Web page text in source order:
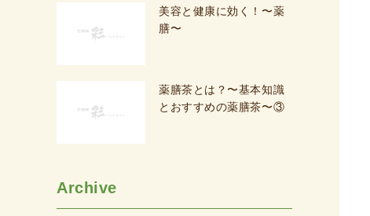
美容と健康に効く！〜薬
膳〜
薬膳茶とは？〜基本知識
とおすすめの薬膳茶〜③
Archive